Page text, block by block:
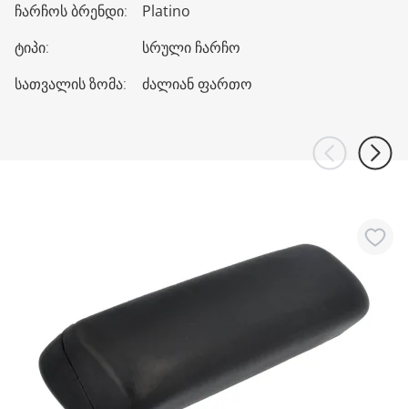
ჩარჩოს ბრენდი:
Platino
ტიპი:
სრული ჩარჩო
სათვალის ზომა: ძალიან ფართო